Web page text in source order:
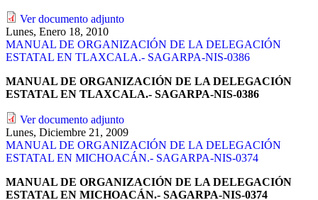
Ver documento adjunto
Lunes, Enero 18, 2010
MANUAL DE ORGANIZACIÓN DE LA DELEGACIÓN
ESTATAL EN TLAXCALA.- SAGARPA-NIS-0386
MANUAL DE ORGANIZACIÓN DE LA DELEGACIÓN
ESTATAL EN TLAXCALA.- SAGARPA-NIS-0386
Ver documento adjunto
Lunes, Diciembre 21, 2009
MANUAL DE ORGANIZACIÓN DE LA DELEGACIÓN
ESTATAL EN MICHOACÁN.- SAGARPA-NIS-0374
MANUAL DE ORGANIZACIÓN DE LA DELEGACIÓN
ESTATAL EN MICHOACÁN.- SAGARPA-NIS-0374